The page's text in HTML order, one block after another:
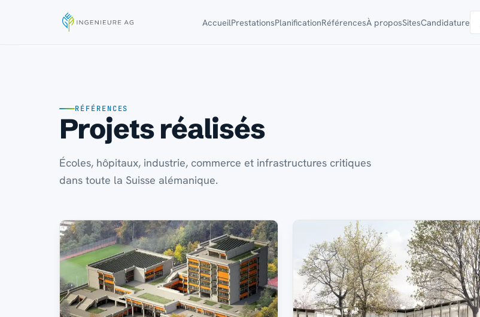
AccueilPrestationsPlanificationRéférencesÀ proposSitesCandidature
RÉFÉRENCES
Projets réalisés
Écoles, hôpitaux, industrie, commerce et infrastructures critiques
dans toute la Suisse alémanique.